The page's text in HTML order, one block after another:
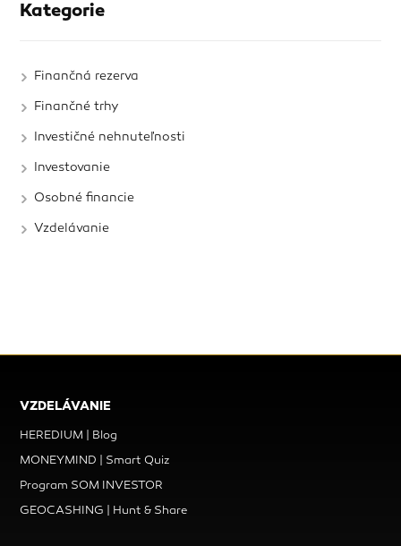
Kategorie
Finančná rezerva
Finančné trhy
Investičné nehnuteľnosti
Investovanie
Osobné financie
Vzdelávanie
VZDELÁVANIE
HEREDIUM | Blog
MONEYMIND | Smart Quiz
Program SOM INVESTOR
GEOCASHING | Hunt & Share